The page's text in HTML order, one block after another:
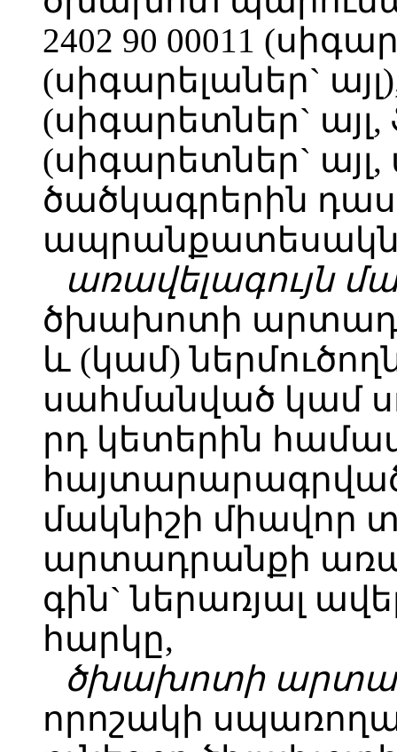
2402 90 00011
(սիգարելաներ` այլ),
(սիգարետներ` այլ,
(սիգարետներ`
ծածկագրերին
առավելագույն
ծխախոտի
և (կամ)
սահմանված կամ
րդ կետերին
մակնիշի միավոր
արտադրանքի
գին` ներառյալ
հարկը,
ծխախոտի
որոշակի